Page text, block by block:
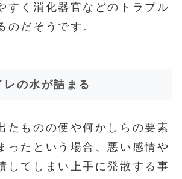
すく消化器官などのトラブル
のだそうです。
の水が詰まる
たものの便や何かしらの要素
ったという場合、悪い感情や
してしまい上手に発散する事